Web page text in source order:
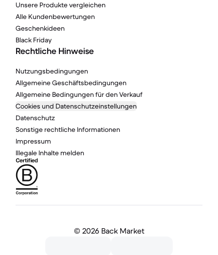
Unsere Produkte vergleichen
Alle Kundenbewertungen
Geschenkideen
Black Friday
Rechtliche Hinweise
Nutzungsbedingungen
Allgemeine Geschäftsbedingungen
Allgemeine Bedingungen für den Verkauf
Cookies und Datenschutzeinstellungen
Datenschutz
Sonstige rechtliche Informationen
Impressum
Illegale Inhalte melden
© 2026 Back Market